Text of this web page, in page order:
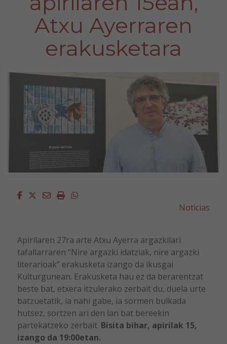
Atxu Ayerraren
erakusketara
Facebook
Twitter
EmailImprimirWhatsapp
Noticias
Apirilaren 27ra arte Atxu Ayerra argazkilari
tafallarraren “Nire argazki idatziak, nire argazki
literarioak” erakusketa izango da ikusgai
Kulturgunean. Erakusketa hau ez da berarentzat
beste bat, etxera itzulerako zerbait du, duela urte
batzuetatik, ia nahi gabe, ia sormen bulkada
hutsez, sortzen ari den lan bat bereekin
partekatzeko zerbait. Bisita bihar, apirilak 15,
izango da 19:00etan.